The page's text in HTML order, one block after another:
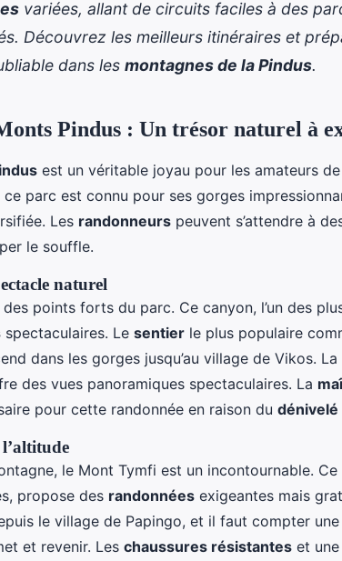
variées, allant de circuits faciles à des
Découvrez les meilleurs itinéraires et
dans les montagnes de la Pindus.
Pindus : Un trésor naturel à
est un véritable joyau pour les amateurs
ce parc est connu pour ses gorges
Les randonneurs peuvent s’attendre à
le souffle.
naturel
des points forts du parc. Ce canyon, l’un des
spectaculaires. Le sentier le plus populaire
dans les gorges jusqu’au village de Vikos. La
des vues panoramiques spectaculaires. La
pour cette randonnée en raison du dénivelé
le Mont Tymfi est un incontournable.
propose des randonnées exigeantes mais
le village de Papingo, et il faut compter
et revenir. Les chaussures résistantes et